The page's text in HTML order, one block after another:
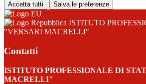
Accetta tutti Salva le preferenze
ISTITUTO
"VERSARI MACRELLI"
Contatti
ISTITUTO PROFESSIONALE DI
MACRELLI"